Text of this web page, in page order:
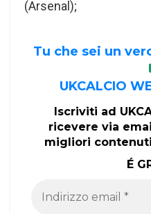
(Arsenal);
Tu che sei un
UKCALCIO
Iscriviti ad
ricevere via
migliori contenuti
É